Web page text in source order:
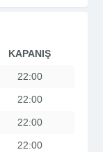
KAPANIŞ
22:00
22:00
22:00
22:00